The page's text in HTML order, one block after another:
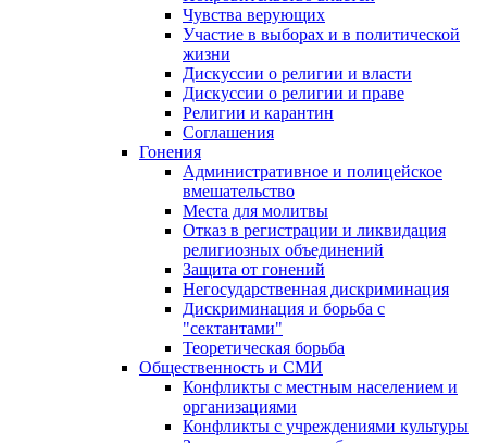
Чувства верующих
Участие в выборах и в политической
жизни
Дискуссии о религии и власти
Дискуссии о религии и праве
Религии и карантин
Соглашения
Гонения
Административное и полицейское
вмешательство
Места для молитвы
Отказ в регистрации и ликвидация
религиозных объединений
Защита от гонений
Негосударственная дискриминация
Дискриминация и борьба с
"сектантами"
Теоретическая борьба
Общественность и СМИ
Конфликты с местным населением и
организациями
Конфликты с учреждениями культуры